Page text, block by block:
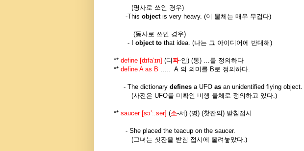
(명사로 쓰인 경우)
-This objectis very heavy. (이 물체는 매우 무겁다)
(동사로 쓰인 경우)
-
object to that idea. (나는 그 아이디어에 반대해)
** define [dɪfa’ɪn] (디파-인) (동) … 를 정의하다
** define A as B ….. A 의 의미를 B 로 정의하다
- The dictionary defines a UFO as an unidentified flying object.
(사전은 UFO를 미확인 비행 물체로 정의하고 있다 .)
** saucer [sɔ’ː.sər] (소-서) (명) (찻잔의) 받침접시
- She placed the teacup on the saucer.
(그녀는 찻잔을 받침 접시에 올려놓았다 .)